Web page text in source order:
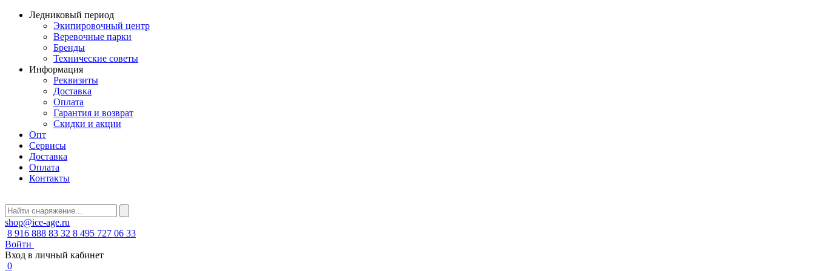
Ледниковый период
Экипировочный центр
Веревочные парки
Бренды
Технические советы
Информация
Реквизиты
Доставка
Оплата
Гарантия и возврат
Скидки и акции
Опт
Сервисы
Доставка
Оплата
Контакты
shop@ice-age.ru
8 916 888 83 32 8 495 727 06 33
Войти
Вход в личный кабинет
0